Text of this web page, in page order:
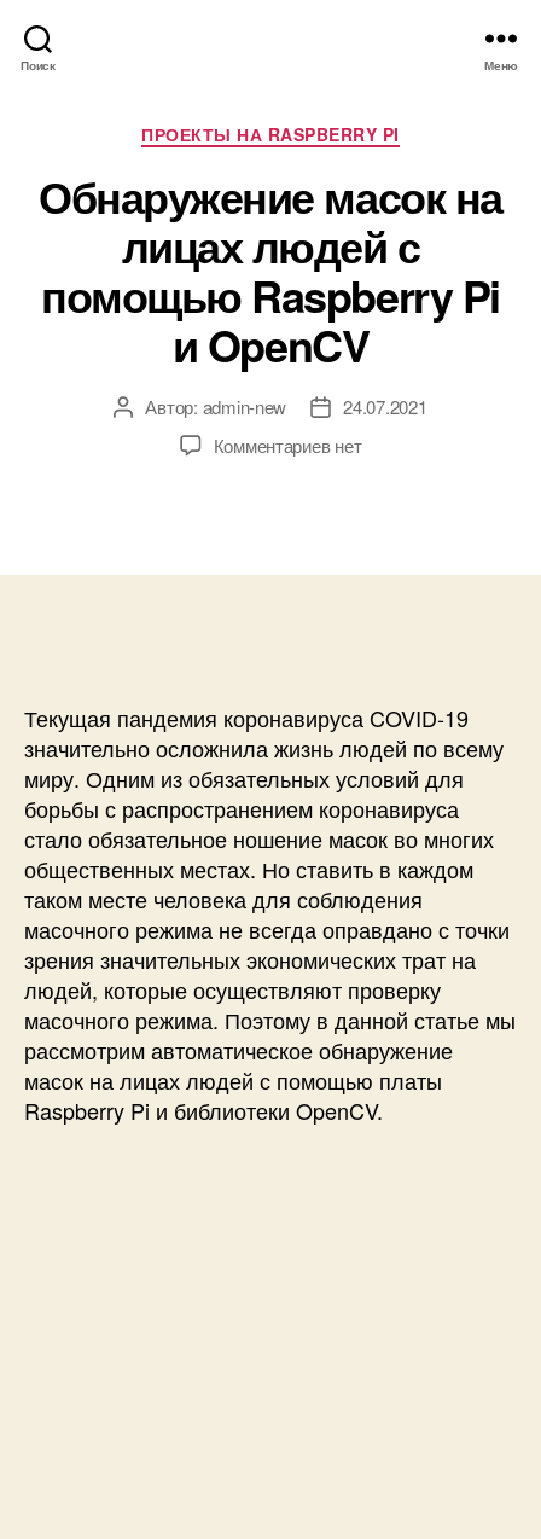
Поиск Меню
Р
у
б
р
и
к
и
ПРОЕКТЫ НА RASPBERRY PI
Обнаружение масок на
лицах людей с
помощью Raspberry Pi
и OpenCV
А Автор: admin-new
Д
т
24.07.2021
Комментариевк
с
а
р
у
ж
е
н
и
е
м
с
о
к
н
а
л
нет
Текущая пандемия коронавируса COVID-19
значительно осложнила жизнь людей по всему
миру. Одним из обязательных условий для
борьбы с распространением коронавируса
стало обязательное ношение масок во многих
общественных местах. Но ставить в каждом
таком месте человека для соблюдения
масочного режима не всегда оправдано с точки
зрения значительных экономических трат на
людей, которые осуществляют проверку
масочного режима. Поэтому в данной статье мы
рассмотрим автоматическое обнаружение
масок на лицах людей с помощью платы
Raspberry Pi и библиотеки OpenCV.